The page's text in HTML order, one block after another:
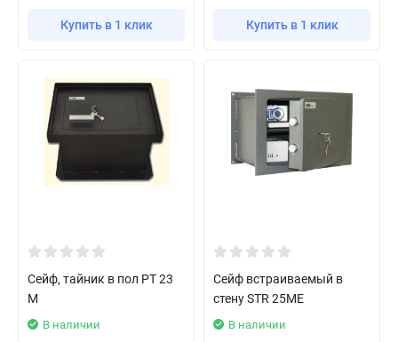
Купить в 1 клик Купить в 1 клик
Сейф, тайник в пол РТ 23
М
В наличии
Сейф встраиваемый в
стену STR 25ME
В наличии